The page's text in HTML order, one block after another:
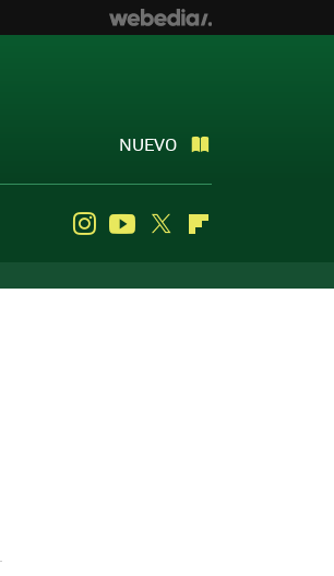
NUEVO
InstagramYoutube
Twitter